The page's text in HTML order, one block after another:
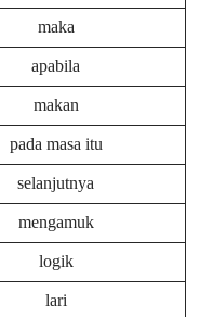
maka
apabila
makan
pada masa itu
selanjutnya
mengamuk
logik
lari